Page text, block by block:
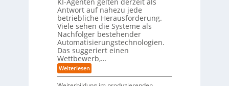
l
l
e
r
n
d
e
r
I
n
d
u
s
t
r
i
,
w
a
c
h
s
e
n
d
e
R
u
s
t
r
i
e
r
o
b
o
t
w
i
l
l
i
n
g
f
ü
r
T
Antwort auf nahezu jede
betriebliche Herausforderung.
Viele sehen die Systeme als
Nachfolger bestehender
Automatisierungstechnologien.
Das suggeriert einen
Wettbewerb,…
Weiterlesen:
E